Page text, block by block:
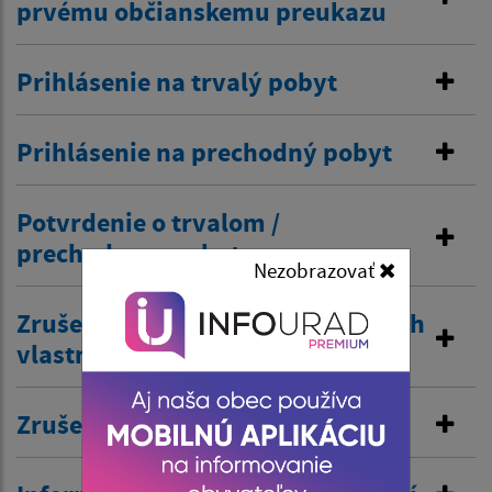
Nezobrazovať
prvému občianskemu preukazu
Prihlásenie na trvalý pobyt
Prihlásenie na prechodný pobyt
Potvrdenie o trvalom /
prechodnom pobyte
Zrušenie trvalého pobytu na návrh
vlastníka budovy
Zrušenie prechodného pobytu